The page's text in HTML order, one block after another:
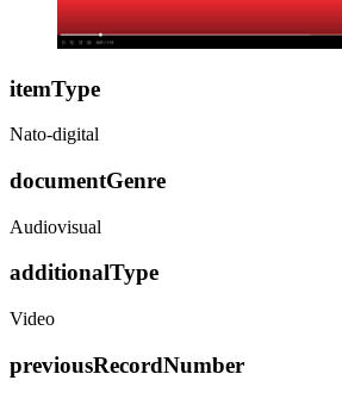
itemType
Nato-digital
documentGenre
Audiovisual
additionalType
Video
previousRecordNumber